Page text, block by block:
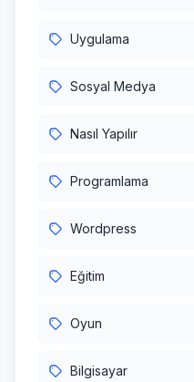
Uygulama
Sosyal Medya
Nasıl Yapılır
Programlama
Wordpress
Eğitim
Oyun
Bilgisayar